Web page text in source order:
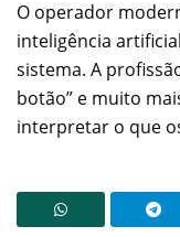
O operador
inteligência
sistema. A
botão” e muito
interpretar o que